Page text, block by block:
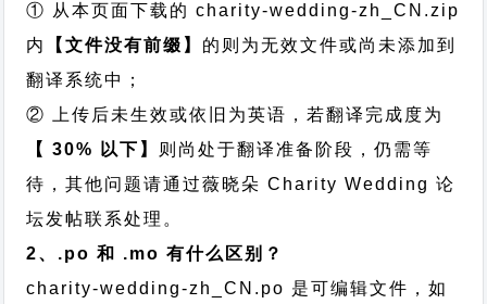
① 从本页面下载的 charity-wedding-zh_CN.zip
内
【文件没有前缀】 的则为无效文件或尚未添加到
翻译系统中；
② 上传后未生效或依旧为英语，若翻译完成度为
【 30% 以下】 则尚处于翻译准备阶段，仍需等
待，其他问题请通过薇晓朵 Charity Wedding 论
坛发帖联系处理。
2、.po 和 .mo 有什么区别？
charity-wedding-zh_CN.po 是可编辑文件，如